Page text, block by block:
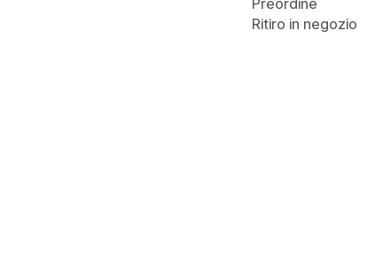
Preordine
Ritiro in negozio